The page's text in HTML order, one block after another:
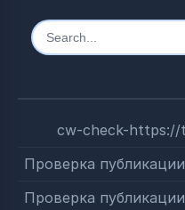
Search
cw-check-https://
Проверка
Проверка